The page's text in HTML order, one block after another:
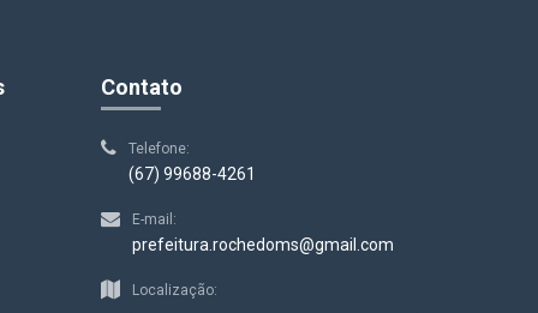
Contato
Telefone:
(67) 99688-4261
E-mail:
prefeitura.rochedoms@gmail.com
Localização: